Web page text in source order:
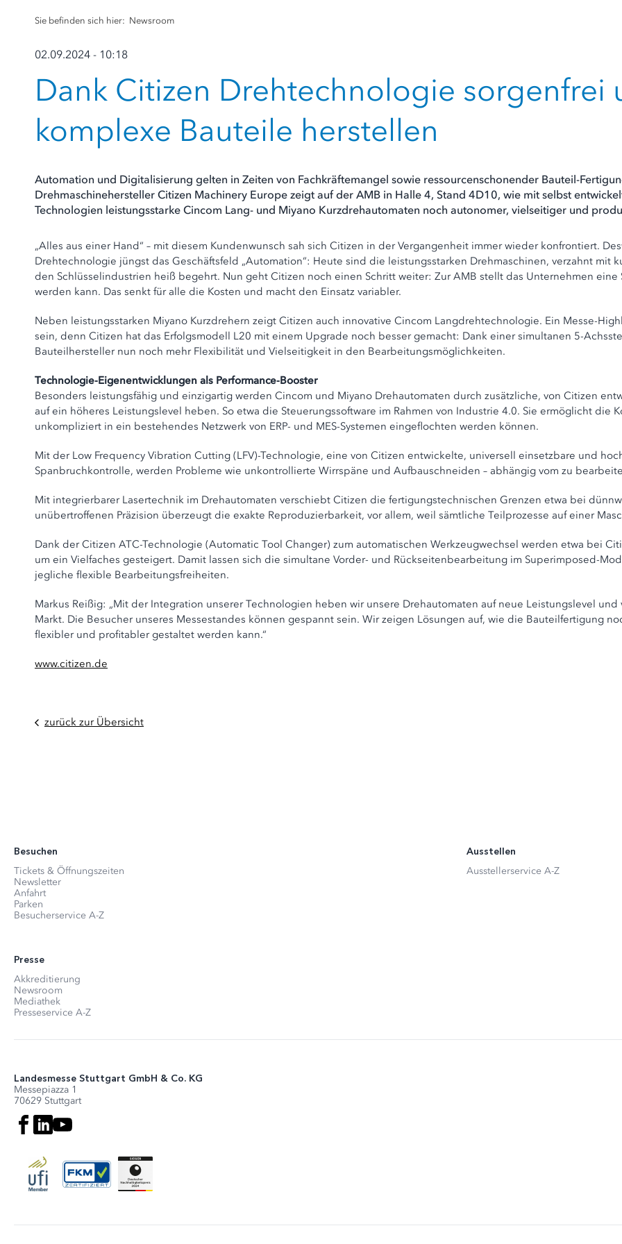
Sie befinden sich hier: Newsroom
02.09.2024 - 10:18
Dank Citizen Drehtechnologie sorgenfrei
komplexe Bauteile herstellen
Automation und Digitalisierung gelten in Zeiten von Fachkräftemangel sowie ressourcenschonender Bauteil-
Drehmaschinehersteller Citizen Machinery Europe zeigt auf der AMB in Halle 4, Stand 4D10, wie mit selbst
Technologien leistungsstarke Cincom Lang- und Miyano Kurzdrehautomaten noch autonomer, vielseitiger und
„Alles aus einer Hand“ – mit diesem Kundenwunsch sah sich Citizen in der Vergangenheit immer wieder konfrontiert.
Drehtechnologie jüngst das Geschäftsfeld „Automation“: Heute sind die leistungsstarken Drehmaschinen, verzahnt
den Schlüsselindustrien heiß begehrt. Nun geht Citizen noch einen Schritt weiter: Zur AMB stellt das Unternehmen
werden kann. Das senkt für alle die Kosten und macht den Einsatz variabler.
Neben leistungsstarken Miyano Kurzdrehern zeigt Citizen auch innovative Cincom Langdrehtechnologie. Ein Messe-
sein, denn Citizen hat das Erfolgsmodell L20 mit einem Upgrade noch besser gemacht: Dank einer simultanen 5-
Bauteilhersteller nun noch mehr Flexibilität und Vielseitigkeit in den Bearbeitungsmöglichkeiten.
Technologie-Eigenentwicklungen als Performance-Booster
Besonders leistungsfähig und einzigartig werden Cincom und Miyano Drehautomaten durch zusätzliche, von Citizen
auf ein höheres Leistungslevel heben. So etwa die Steuerungssoftware im Rahmen von Industrie 4.0. Sie ermöglicht die
unkompliziert in ein bestehendes Netzwerk von ERP- und MES-Systemen eingeflochten werden können.
Mit der Low Frequency Vibration Cutting (LFV)-Technologie, eine von Citizen entwickelte, universell einsetzbare und
Spanbruchkontrolle, werden Probleme wie unkontrollierte Wirrspäne und Aufbauschneiden – abhängig vom zu
Mit integrierbarer Lasertechnik im Drehautomaten verschiebt Citizen die fertigungstechnischen Grenzen etwa bei
unübertroffenen Präzision überzeugt die exakte Reproduzierbarkeit, vor allem, weil sämtliche Teilprozesse auf einer
Dank der Citizen ATC-Technologie (Automatic Tool Changer) zum automatischen Werkzeugwechsel werden etwa bei
um ein Vielfaches gesteigert. Damit lassen sich die simultane Vorder- und Rückseitenbearbeitung im Superimposed-
jegliche flexible Bearbeitungsfreiheiten.
Markus Reißig: „Mit der Integration unserer Technologien heben wir unsere Drehautomaten auf neue Leistungslevel
Markt. Die Besucher unseres Messestandes können gespannt sein. Wir zeigen Lösungen auf, wie die Bauteilfertigung
flexibler und profitabler gestaltet werden kann.“
www.citizen.de
zurück zur Übersicht
Besuchen
Tickets & Öffnungszeiten
Newsletter
Anfahrt
Parken
Besucherservice A-Z
Ausstellen
Ausstellerservice A-Z
Presse
Akkreditierung
Newsroom
Mediathek
Presseservice A-Z
Landesmesse Stuttgart GmbH & Co. KG
Messepiazza 1
70629 Stuttgart